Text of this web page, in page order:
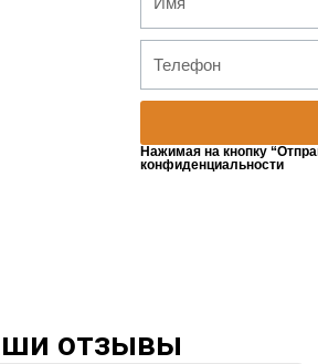
Нажимая на кнопку
конфиденциальности
отзывы